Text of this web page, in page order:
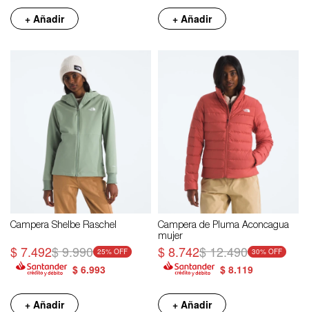
+ Añadir + Añadir
Campera Shelbe Raschel
$7.492$9.990 25
$ 6.993
+ Añadir
Campera de Pluma Aconcagua
mujer
$8.742$12.490 30
$ 8.119
+ Añadir